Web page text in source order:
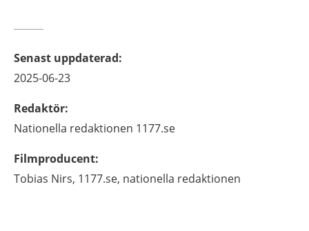
Senast uppdaterad:
2025-06-23
Redaktör:
Nationella redaktionen 1177.se
Filmproducent:
Tobias Nirs, 1177.se, nationella redaktionen